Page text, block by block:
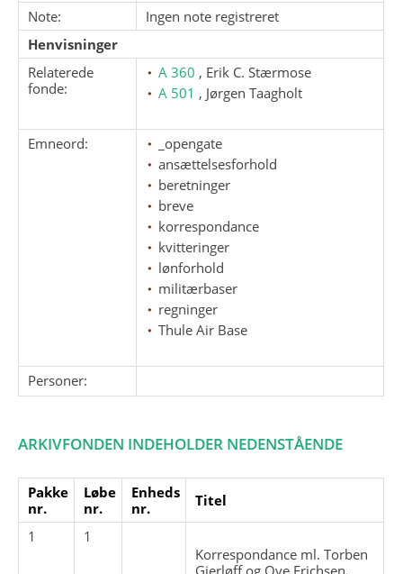
Note:
Ingen note registreret
Henvisninger
Relaterede
fonde:
A 360 , Erik C. Stærmose
A 501 , Jørgen Taagholt
Emneord:
_opengate
ansættelsesforhold
beretninger
breve
korrespondance
kvitteringer
lønforhold
militærbaser
regninger
Thule Air Base
Personer:
ARKIVFONDEN INDEHOLDER NEDENSTÅENDE
Pakke
nr.
Løbe
nr.
Enheds
nr.
Titel
1
1
Korrespondance ml. Torben
Gjerløff og Ove Erichsen,